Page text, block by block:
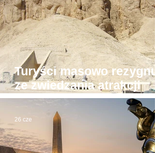
Turyści masowo
ze zwiedzania atrakcji
Luksoru. Powód?
26 cze